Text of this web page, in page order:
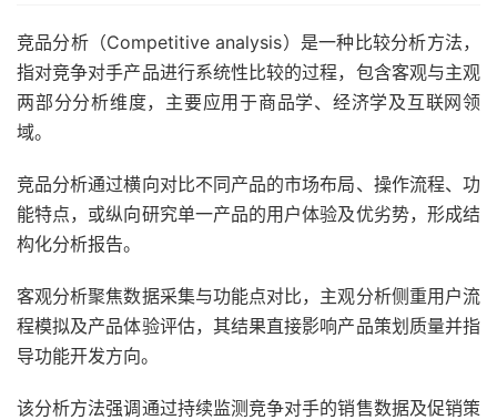
竞品分析（Competitive analysis）是一种比较分析方法，
指对竞争对手产品进行系统性比较的过程，包含客观与主观
两部分分析维度，主要应用于商品学、经济学及互联网领
域。
竞品分析通过横向对比不同产品的市场布局、操作流程、功
能特点，或纵向研究单一产品的用户体验及优劣势，形成结
构化分析报告。
客观分析聚焦数据采集与功能点对比，主观分析侧重用户流
程模拟及产品体验评估，其结果直接影响产品策划质量并指
导功能开发方向。
该分析方法强调通过持续监测竞争对手的销售数据及促销策